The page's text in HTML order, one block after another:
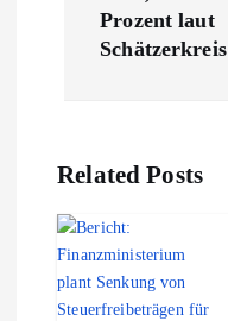
a
g
s
Prozent laut
Schätzerkreis
Related Posts